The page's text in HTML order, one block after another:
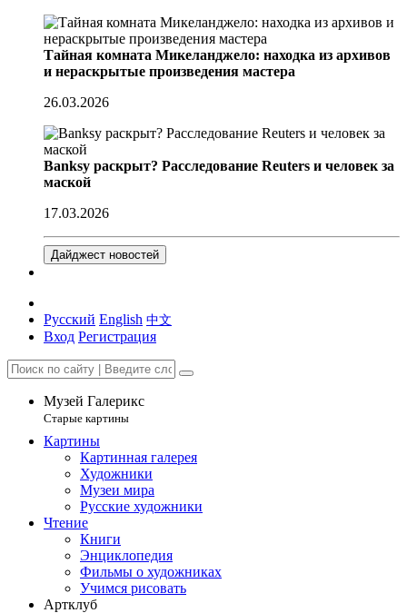
Тайная комната Микеланджело: находка из архивов
и нераскрытые произведения мастера
26.03.2026
Banksy раскрыт? Расследование Reuters и человек за
маской
17.03.2026
Дайджест новостей
Русский English 中文
Вход Регистрация
Музей Галерикс
Старые картины
Картины
Картинная галерея
Художники
Музеи мира
Русские художники
Чтение
Книги
Энциклопедия
Фильмы о художниках
Учимся рисовать
Артклуб